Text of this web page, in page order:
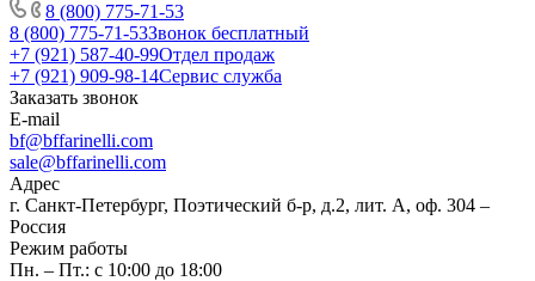
8 (800) 775-71-53
8 (800) 775-71-53Звонок бесплатный
+7 (921) 587-40-99Отдел продаж
+7 (921) 909-98-14Сервис служба
Заказать звонок
E-mail
bf@bffarinelli.com
sale@bffarinelli.com
Адрес
г. Санкт-Петербург, Поэтический б-р, д.2, лит. А, оф. 304 –
Россия
Режим работы
Пн. – Пт.: с 10:00 до 18:00